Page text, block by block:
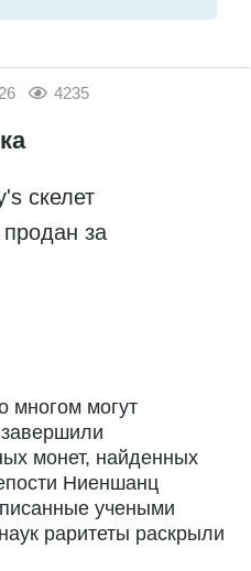
4235
скелет
за
многом могут
завершили
монет, найденных
Ниеншанц
учеными
раритеты раскрыли